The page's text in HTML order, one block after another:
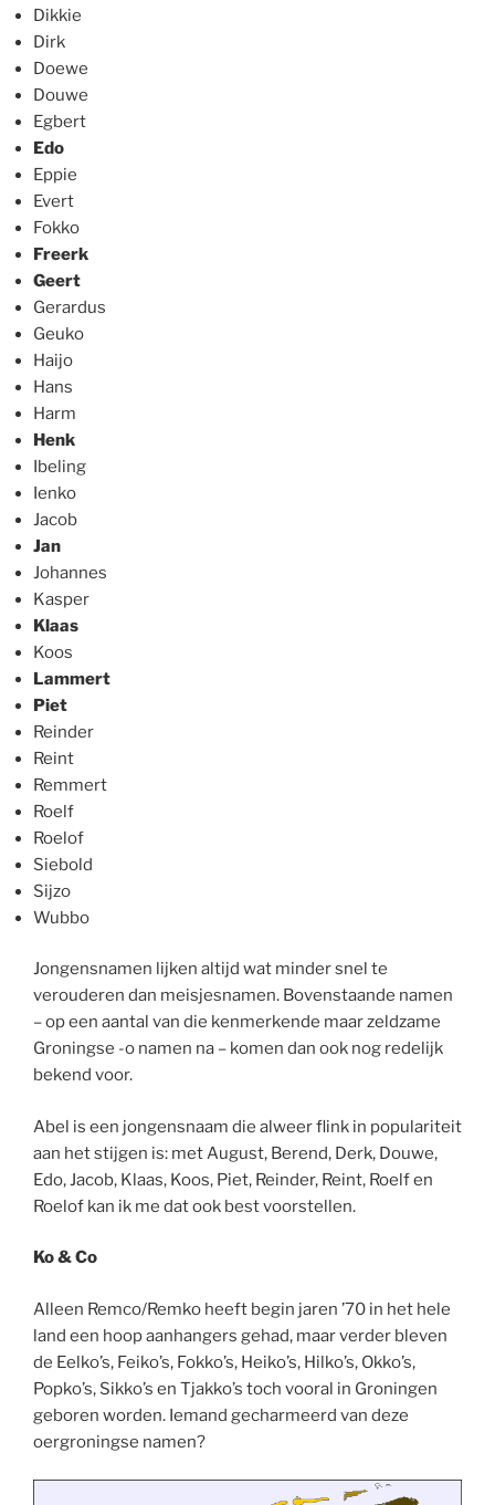
Dikkie
Dirk
Doewe
Douwe
Egbert
Edo
Eppie
Evert
Fokko
Freerk
Geert
Gerardus
Geuko
Haijo
Hans
Harm
Henk
Ibeling
Ienko
Jacob
Jan
Johannes
Kasper
Klaas
Koos
Lammert
Piet
Reinder
Reint
Remmert
Roelf
Roelof
Siebold
Sijzo
Wubbo
Jongensnamen lijken altijd wat minder snel te
verouderen dan meisjesnamen. Bovenstaande namen
– op een aantal van die kenmerkende maar zeldzame
Groningse -o namen na – komen dan ook nog redelijk
bekend voor.
Abel is een jongensnaam die alweer flink in populariteit
aan het stijgen is: met August, Berend, Derk, Douwe,
Edo, Jacob, Klaas, Koos, Piet, Reinder, Reint, Roelf en
Roelof kan ik me dat ook best voorstellen.
Ko & Co
Alleen Remco/Remko heeft begin jaren ’70 in het hele
land een hoop aanhangers gehad, maar verder bleven
de Eelko’s, Feiko’s, Fokko’s, Heiko’s, Hilko’s, Okko’s,
Popko’s, Sikko’s en Tjakko’s toch vooral in Groningen
geboren worden. Iemand gecharmeerd van deze
oergroningse namen?